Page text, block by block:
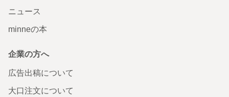
ニュース
minneの本
企業の方へ
広告出稿について
大口注文について